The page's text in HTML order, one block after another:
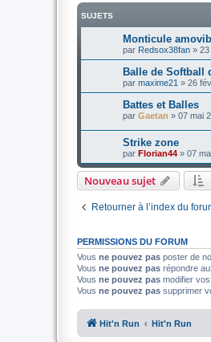
SUJETS
Monticule
par Redsox38fan » 23
Balle de Softball
par maxime21 » 26
Battes et Balles
par Gaetan » 07 mai
Strike zone
par Florian44 » 07
Nouveau sujet
Retourner à l’index du
PERMISSIONS DU FORUM
Vous ne pouvez pas poster de
Vous ne pouvez pas répondre
Vous ne pouvez pas modifier
Vous ne pouvez pas supprimer
Hit'n Run Hit'n Run